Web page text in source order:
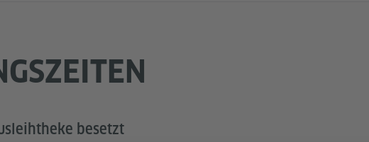
besetzt